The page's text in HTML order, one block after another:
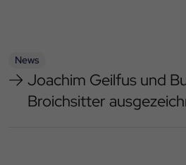
News
Joachim Geilfus und
Broichsitter